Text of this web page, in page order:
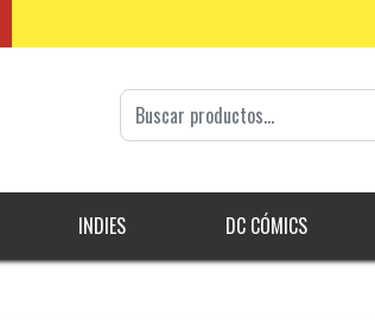
INDIES DC CÓMICS